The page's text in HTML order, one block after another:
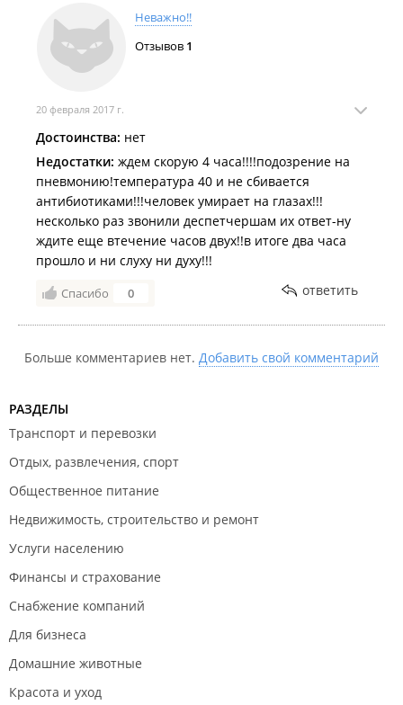
Неважно!!
Отзывов 1
20 февраля 2017 г.
Достоинства: нет
Недостатки: ждем скорую 4 часа!!!!подозрение на
пневмонию!температура 40 и не сбивается
антибиотиками!!!человек умирает на глазах!!!
несколько раз звонили деспетчершам их ответ-ну
ждите еще втечение часов двух!!в итоге два часа
прошло и ни слуху ни духу!!!
Спасибо 0 ответить
Больше комментариев нет. Добавить свой комментарий
РАЗДЕЛЫ
Транспорт и перевозки
Отдых, развлечения, спорт
Общественное питание
Недвижимость, строительство и ремонт
Услуги населению
Финансы и страхование
Снабжение компаний
Для бизнеса
Домашние животные
Красота и уход